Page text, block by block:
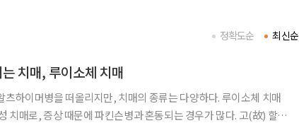
최신순
정확도순
치매, 루이소체 치매
츠하이머병을 떠올리지만, 치매의 종류는 다양하다. 루이소체 치매
치매로, 증상 때문에 파킨슨병과 혼동되는 경우가 많다. 고(故) 할리